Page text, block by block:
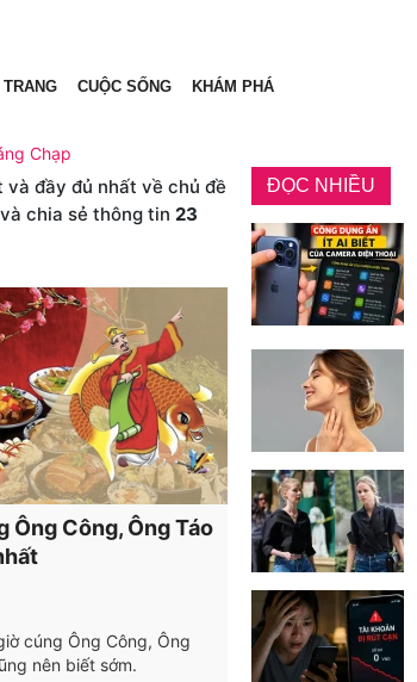
CUỘC SỐNG KHÁM PHÁ
Chạp
đầy đủ nhất về chủ đề
và chia sẻ thông tin 23
Ông Công, Ông Táo
cúng Ông Công, Ông
nên biết sớm.
ĐỌC NHIỀU